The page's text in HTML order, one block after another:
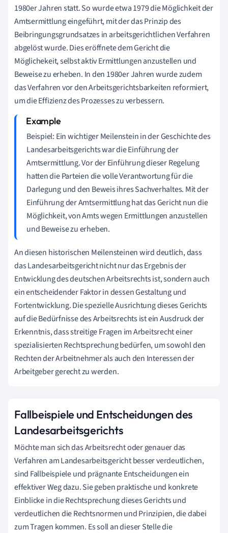
1980er Jahren statt. So wurde etwa 1979 die Möglichkeit der
Amtsermittlung eingeführt, mit der das Prinzip des
Beibringungsgrundsatzes in arbeitsgerichtlichen Verfahren
abgelöst wurde. Dies eröffnete dem Gericht die
Möglichekeit, selbst aktiv Ermittlungen anzustellen und
Beweise zu erheben. In den 1980er Jahren wurde zudem
das Verfahren vor den Arbeitsgerichtsbarkeiten reformiert,
um die Effizienz des Prozesses zu verbessern.
Beispiel: Ein wichtiger Meilenstein in der Geschichte des
Landesarbeitsgerichts war die Einführung der
Amtsermittlung. Vor der Einführung dieser Regelung
hatten die Parteien die volle Verantwortung für die
Darlegung und den Beweis ihres Sachverhaltes. Mit der
Einführung der Amtsermittlung hat das Gericht nun die
Möglichkeit, von Amts wegen Ermittlungen anzustellen
und Beweise zu erheben.
An diesen historischen Meilensteinen wird deutlich, dass
das Landesarbeitsgericht nicht nur das Ergebnis der
Entwicklung des deutschen Arbeitsrechts ist, sondern auch
ein entscheidender Faktor in dessen Gestaltung und
Fortentwicklung. Die spezielle Ausrichtung dieses Gerichts
auf die Bedürfnisse des Arbeitsrechts ist ein Ausdruck der
Erkenntnis, dass streitige Fragen im Arbeitsrecht einer
spezialisierten Rechtsprechung bedürfen, um sowohl den
Rechten der Arbeitnehmer als auch den Interessen der
Arbeitgeber gerecht zu werden.
Fallbeispiele und Entscheidungen des
Landesarbeitsgerichts
Möchte man sich das Arbeitsrecht oder genauer das
Verfahren am Landesarbeitsgericht besser verdeutlichen,
sind Fallbeispiele und prägnante Entscheidungen ein
effektiver Weg dazu. Sie geben praktische und konkrete
Einblicke in die Rechtsprechung dieses Gerichts und
verdeutlichen die Rechtsnormen und Prinzipien, die dabei
zum Tragen kommen. Es soll an dieser Stelle die